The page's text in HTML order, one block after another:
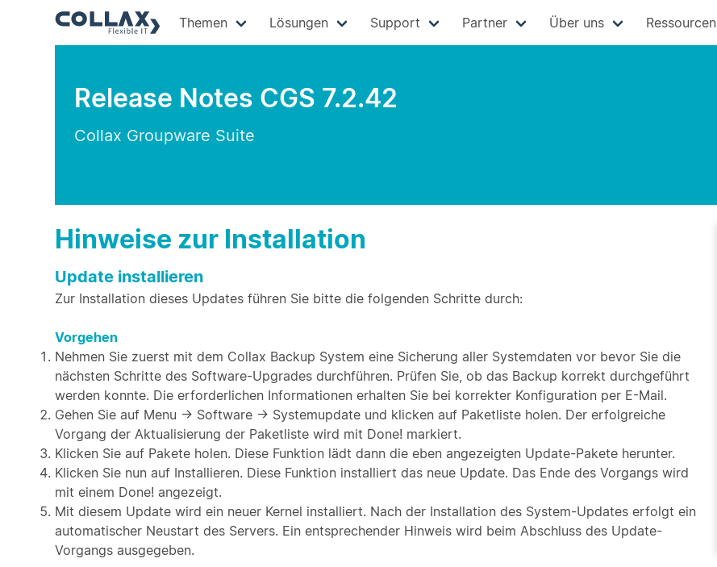
Themen Lösungen Support Partner Über uns Ressourcen
Release Notes CGS 7.2.42
Collax Groupware Suite
Hinweise zur Installation
Update installieren
Zur Installation dieses Updates führen Sie bitte die folgenden Schritte durch:
Vorgehen
Nehmen Sie zuerst mit dem Collax Backup System eine Sicherung aller Systemdaten vor bevor Sie die
nächsten Schritte des Software-Upgrades durchführen. Prüfen Sie, ob das Backup korrekt durchgeführt
werden konnte. Die erforderlichen Informationen erhalten Sie bei korrekter Konfiguration per E-Mail.
Gehen Sie auf Menu → Software → Systemupdate und klicken auf Paketliste holen. Der erfolgreiche
Vorgang der Aktualisierung der Paketliste wird mit Done! markiert.
Klicken Sie auf Pakete holen. Diese Funktion lädt dann die eben angezeigten Update-Pakete herunter.
Klicken Sie nun auf Installieren. Diese Funktion installiert das neue Update. Das Ende des Vorgangs wird
mit einem Done! angezeigt.
Mit diesem Update wird ein neuer Kernel installiert. Nach der Installation des System-Updates erfolgt ein
automatischer Neustart des Servers. Ein entsprechender Hinweis wird beim Abschluss des Update-
Vorgangs ausgegeben.